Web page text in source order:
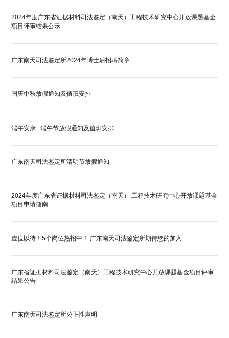
2024年度广东省证据材料司法鉴定（南天）工程技术研究中心开放课题基金
项目评审结果公示
广东南天司法鉴定所2024年博士后招聘简章
国庆中秋放假通知及值班安排
端午安康 | 端午节放假通知及值班安排
广东南天司法鉴定所清明节放假通知
2024年度广东省证据材料司法鉴定（南天） 工程技术研究中心开放课题基金
项目申请指南
虚位以待！5个岗位热招中！ 广东南天司法鉴定所期待您的加入
广东省证据材料司法鉴定（南天）工程技术研究中心开放课题基金项目评审
结果公告
广东南天司法鉴定所公正性声明